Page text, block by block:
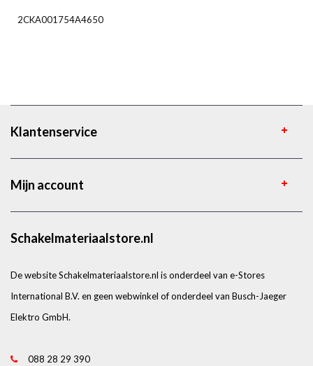
2CKA001754A4650
Klantenservice
Mijn account
Schakelmateriaalstore.nl
De website Schakelmateriaalstore.nl is onderdeel van e-Stores
International B.V. en geen webwinkel of onderdeel van Busch-Jaeger
Elektro GmbH.
088 28 29 390